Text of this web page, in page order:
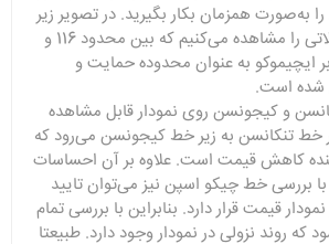
به‌صورت همزمان بکار بگیرید. در تصویر زیر
نمودار جفت ارز معاملاتی را مشاهده می‌کنیم که بین محدود 116 و
ایچیموکو به عنوان محدوده حمایت و
شده است.
و کیجونسن روی نمودار قابل مشاهده
خط تنکانسن به زیر خط کیجونسن می‌رود که
کاهش قیمت است. علاوه بر آن احساسات
با بررسی خط چیکو اسپن نیز می‌توان تایید
قیمت قرار دارد. بنابراین با بررسی تمام
روند نزولی در نمودار وجود دارد. طبیعتا